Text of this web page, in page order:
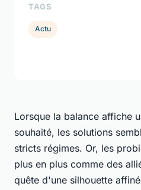
Lorsque la balance affiche
souhaité, les solutions
stricts régimes. Or, les
plus en plus comme des
quête d'une silhouette
TAGS
Actu